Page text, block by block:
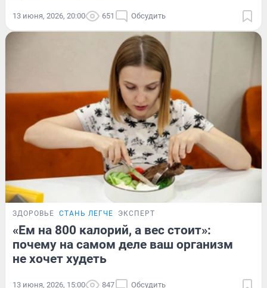
13 июня, 2026, 20:00 651 Обсудить
ЗДОРОВЬЕ СТАНЬ ЛЕГЧЕ ЭКСПЕРТ
«Ем на 800 калорий, а вес стоит»:
почему на самом деле ваш организм
не хочет худеть
13 июня, 2026, 15:00 847 Обсудить